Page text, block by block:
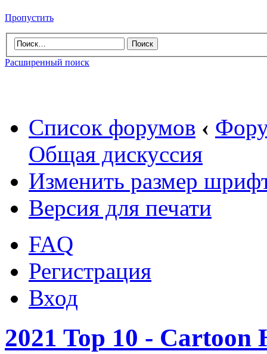
Пропустить
Расширенный поиск
Список форумов ‹
Общая дискуссия
Изменить размер
Версия для печати
FAQ
Регистрация
Вход
2021 Top 10 -